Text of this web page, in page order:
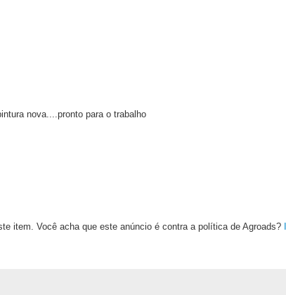
nova....pronto para o trabalho
item. Você acha que este anúncio é contra a política de Agroads?